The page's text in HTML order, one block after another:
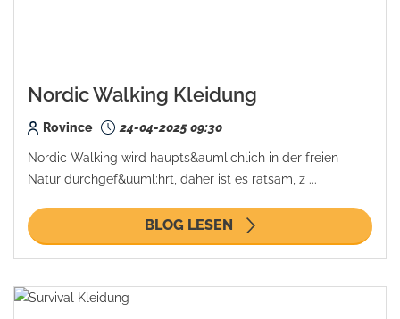
Nordic Walking Kleidung
Rovince 24-04-2025 09:30
Nordic Walking wird haupts&auml;chlich in der freien
Natur durchgef&uuml;hrt, daher ist es ratsam, z ...
BLOG LESEN